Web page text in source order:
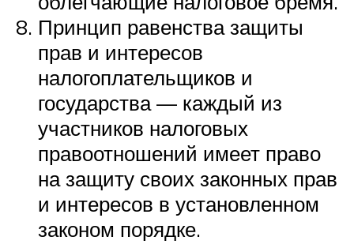
Принцип равенства защиты
прав и интересов
налогоплательщиков и
государства — каждый из
участников налоговых
правоотношений имеет право
на защиту своих законных прав
и интересов в установленном
законом порядке.